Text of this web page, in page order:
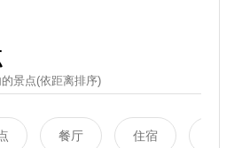
景点(依距离排序)
餐厅 住宿